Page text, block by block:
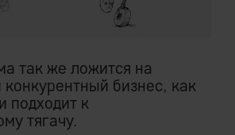
так же ложится на
бизнес, как
подходит к
тягачу.